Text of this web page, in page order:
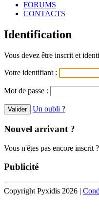
FORUMS
CONTACTS
Identification
Vous devez être inscrit et
Votre identifiant :
Mot de passe :
Un oubli ?
Nouvel arrivant ?
Vous n'êtes pas encore inscrit ?
Publicité
Copyright Pyxidis 2026 |